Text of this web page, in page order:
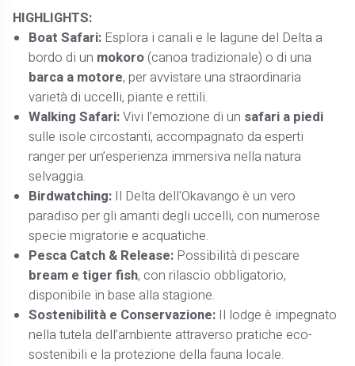
HIGHLIGHTS:
Boat Safari: Esplora i canali e le lagune del Delta a
bordo di un mokoro (canoa tradizionale) o di una
barca a motore, per avvistare una straordinaria
varietà di uccelli, piante e rettili.
Walking Safari:Vivi l’emozione di un safari a piedi
sulle isole circostanti, accompagnato da esperti
ranger per un’esperienza immersiva nella natura
selvaggia.
Birdwatching: Il Delta dell'Okavango è un vero
paradiso per gli amanti degli uccelli, con numerose
specie migratorie e acquatiche.
Pesca Catch & Release: Possibilità di pescare
bream e tiger fish, con rilascio obbligatorio,
disponibile in base alla stagione.
Sostenibilità e Conservazione: Il lodge è impegnato
nella tutela dell’ambiente attraverso pratiche eco-
sostenibili e la protezione della fauna locale.